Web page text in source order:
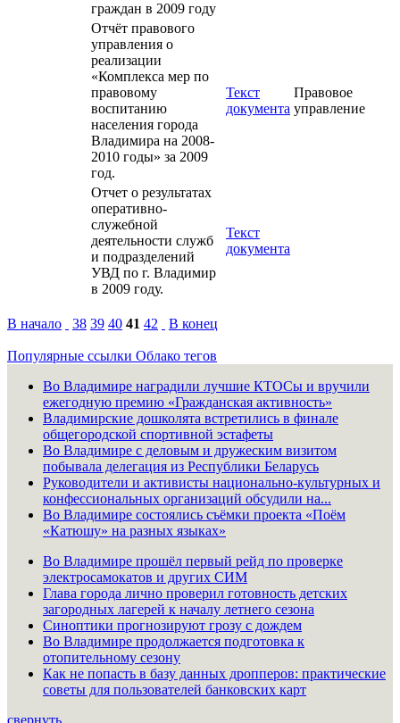
граждан в 2009 году
Отчёт правового
управления о
реализации
«Комплекса мер по
правовому
воспитанию
населения города
Владимира на 2008-
2010 годы» за 2009
год.
Текст
документа
Правовое
управление
Отчет о результатах
оперативно-
служебной
деятельности служб
и подразделений
УВД по г. Владимир
в 2009 году.
Текст
документа
В начало 38 39 40 41 42 В конец
Популярные ссылки Облако тегов
Во Владимире наградили лучшие КТОСы и вручили
ежегодную премию «Гражданская активность»
Владимирские дошколята встретились в финале
общегородской спортивной эстафеты
Во Владимире с деловым и дружеским визитом
побывала делегация из Республики Беларусь
Руководители и активисты национально-культурных и
конфессиональных организаций обсудили на...
Во Владимире состоялись съёмки проекта «Поём
«Катюшу» на разных языках»
Во Владимире прошёл первый рейд по проверке
электросамокатов и других СИМ
Глава города лично проверил готовность детских
загородных лагерей к началу летнего сезона
Синоптики прогнозируют грозу с дождем
Во Владимире продолжается подготовка к
отопительному сезону
Как не попасть в базу данных дропперов: практические
советы для пользователей банковских карт
свернуть